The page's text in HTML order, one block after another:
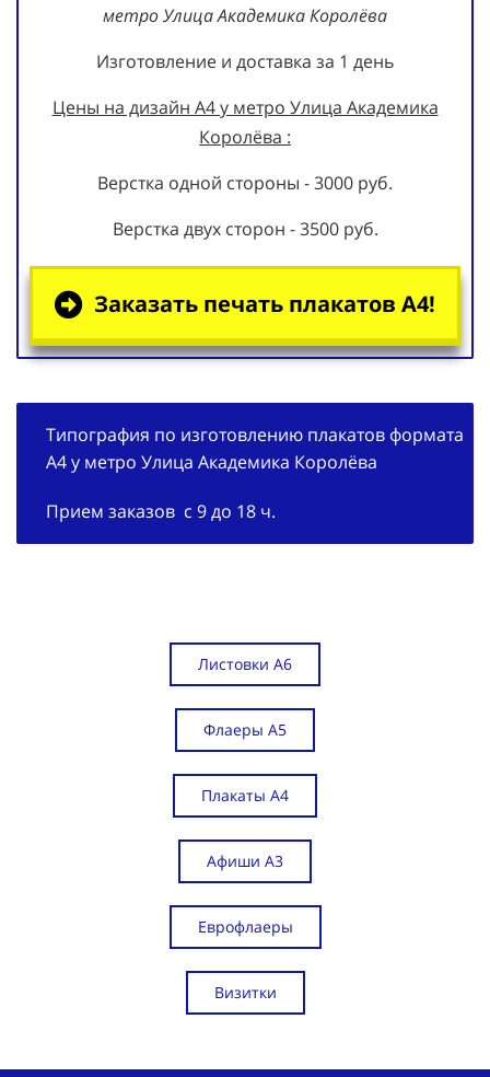
метро Улица Академика Королёва
Изготовление и доставка за 1 день
Цены на дизайн А4 у метро Улица Академика
Королёва :
Верстка одной стороны - 3000 руб.
Верстка двух сторон - 3500 руб.
Заказать печать плакатов А4!
Типография по изготовлению плакатов формата
А4 у метро Улица Академика Королёва
Прием заказов с 9 до 18 ч.
Листовки А6
Флаеры А5
Плакаты А4
Афиши А3
Еврофлаеры
Визитки